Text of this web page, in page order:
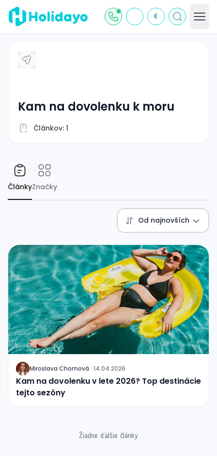
€
kam na dovolenku k moru
Článkov: 1
ČlánkyZnačky
Od najnovších
J Miroslava Chomová · 14.04.2026
Kam na dovolenku v lete 2026? Top destinácie
tejto sezóny
Žiadne ďalšie články